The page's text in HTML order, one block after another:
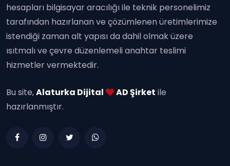
hesapları bilgisayar aracılığı ile teknik personelimiz
tarafından hazırlanan ve çözümlenen üretimlerimize
istendiği zaman alt yapısı da dahil olmak üzere
ısıtmalı ve çevre düzenlemeli anahtar teslimi
hizmetler vermektedir.
Bu site,Alaturka Dijital AD Şirket ile
hazırlanmıştır.